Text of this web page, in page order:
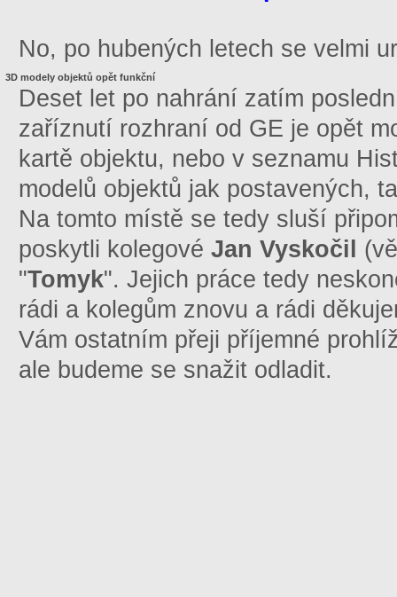
No, po hubených letech se velmi
3D modely objektů opět funkční
Deset let po nahrání zatím
zaříznutí rozhraní od GE je opět
kartě objektu, nebo v seznamu
modelů objektů jak postavených,
Na tomto místě se tedy sluší
poskytli kolegové Jan Vyskočil
"Tomyk". Jejich práce tedy
rádi a kolegům znovu a rádi
Vám ostatním přeji příjemné
ale budeme se snažit odladit.